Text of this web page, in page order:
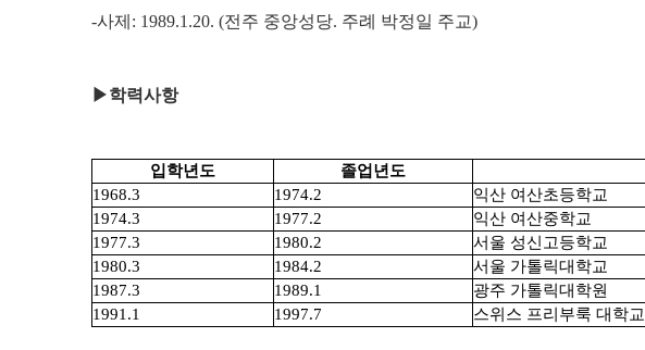
-사제: 1989.1.20. (전주 중앙성당. 주례 박정일 주교)
▶학력사항
입학년도 졸업년도
1968.3
1974.2
익산 여산초등학교
1974.3
1977.2
익산 여산중학교
1977.3
1980.2
서울 성신고등학교
1980.3
1984.2 서울 가톨릭대학교
1987.3
1989.1 광주 가톨릭대학원
1991.1
1997.7 스위스 프리부룩 대학교